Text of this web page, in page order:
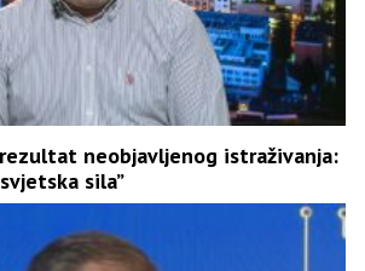
neobjavljenog istraživanja:
sila”